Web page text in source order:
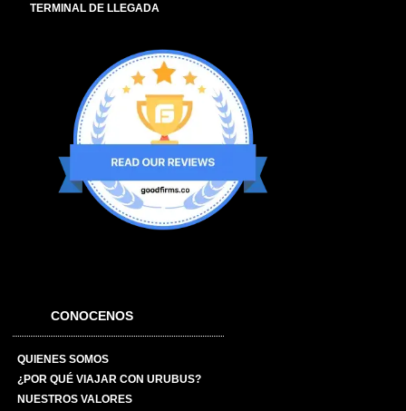
TERMINAL DE LLEGADA
CONOCENOS
QUIENES SOMOS
¿POR QUÉ VIAJAR CON URUBUS?
NUESTROS VALORES